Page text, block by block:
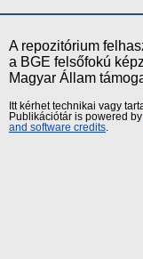
A repozitórium
a BGE felsőfokú
Magyar Állam
Itt kérhet technikai vagy
Publikációtár is powered by
and software credits